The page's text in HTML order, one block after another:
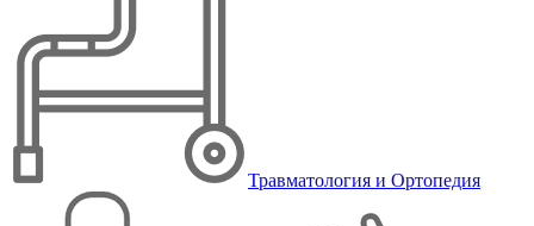
Травматология и Ортопедия